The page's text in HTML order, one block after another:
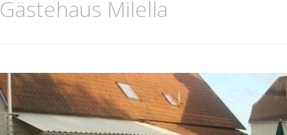
Gästehaus Milella